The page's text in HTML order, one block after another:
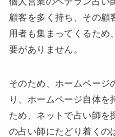
顧客を多く持ち、その顧
用者も集まってくるため
要がありません。
そのため、ホームページ
り、ホームページ自体を
ため、ネットで占い師を
の占い師にたどり着くの